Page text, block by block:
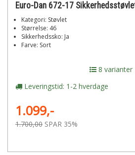
Euro-Dan 672-17
Kategori: Støvlet
Størrelse: 46
Sikkerhedssko: Ja
Farve: Sort
8 varianter
Leveringstid: 1-2 hverdage
1.099,-
1.700,00 SPAR 35%